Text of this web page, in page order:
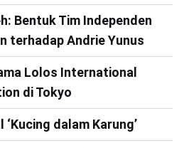
Bentuk Tim Independen
terhadap Andrie Yunus
Lolos International
di Tokyo
dalam Karung’